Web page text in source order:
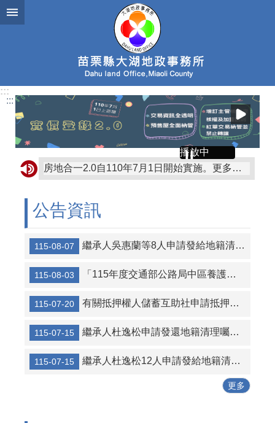
跳到主要內容區塊
:::
:::
播放中
房地合一2.0自110年7月1日開始實施。更多有關房地合一課徵所得稅規定歡迎至財政部賦稅署網站「房地合一2.0」專區查詢。
公告資訊
115-08-07 繼承人吳惠蘭等8人申請發給地籍清理代為標售價金徵詢異議之公告及清冊
115-08-03 「115年度交通部公路局中區養護工程分局競標購買經管省道私有既成道路土地」第2次招標公告
115-07-20 有關抵押權人儲蓄互助社申請抵押權設定登記案件
115-07-15 繼承人杜逸松申請發還地籍清理囑託登記為國有土地，經審查無誤之公告及清冊
115-07-15 繼承人杜逸松12人申請發給地籍清理代為標售價金徵詢異議之公告及清冊
更多